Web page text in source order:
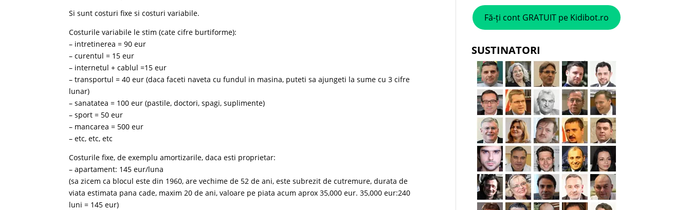
Si sunt costuri fixe si costuri variabile.
Costurile variabile le stim (cate cifre burtiforme):
– intretinerea = 90 eur
– curentul = 15 eur
– internetul + cablul =15 eur
– transportul = 40 eur (daca faceti naveta cu fundul in masina, puteti sa ajungeti la sume cu 3 cifre
lunar)
– sanatatea = 100 eur (pastile, doctori, spagi, suplimente)
– sport = 50 eur
– mancarea = 500 eur
– etc, etc, etc
Costurile fixe, de exemplu amortizarile, daca esti proprietar:
– apartament: 145 eur/luna
(sa zicem ca blocul este din 1960, are vechime de 52 de ani, este subrezit de cutremure, durata de
viata estimata pana cade, maxim 20 de ani, valoare pe piata acum aprox 35,000 eur. 35,000 eur:240
luni = 145 eur)
Fă-ți cont GRATUIT pe Kidibot.ro
SUSTINATORI